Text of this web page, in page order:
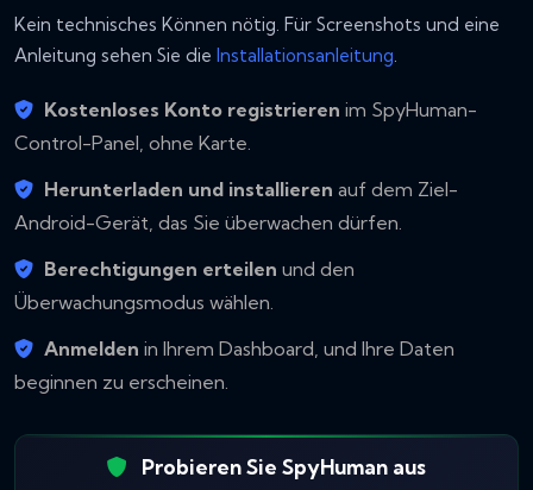
Kein technisches Können nötig. Für Screenshots und eine
Anleitung sehen Sie die Installationsanleitung.
Kostenloses Konto registrieren im SpyHuman-
Control-Panel, ohne Karte.
Herunterladen und installieren auf dem Ziel-
Android-Gerät, das Sie überwachen dürfen.
Berechtigungen erteilen und den
Überwachungsmodus wählen.
Anmelden in Ihrem Dashboard, und Ihre Daten
beginnen zu erscheinen.
Probieren Sie SpyHuman aus